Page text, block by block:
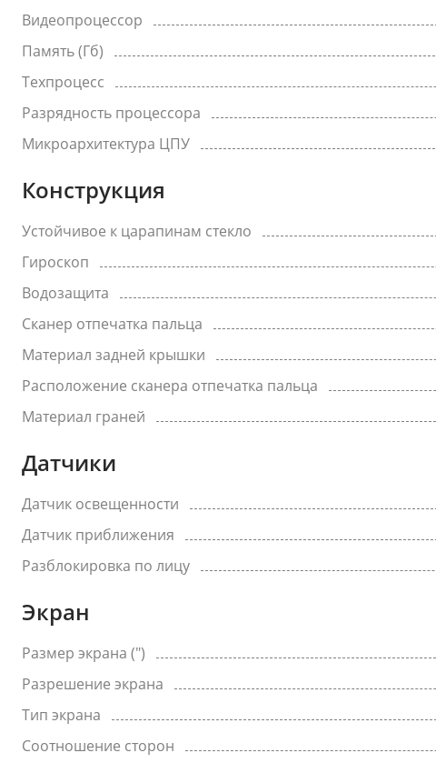
Видеопроцессор
Память (Гб)
Техпроцесс
Разрядность процессора
Микроархитектура ЦПУ
Конструкция
Устойчивое к царапинам стекло
Гироскоп
Водозащита
Сканер отпечатка пальца
Материал задней крышки
Расположение сканера отпечатка пальца
Материал граней
Датчики
Датчик освещенности
Датчик приближения
Разблокировка по лицу
Экран
Размер экрана (")
Разрешение экрана
Тип экрана
Соотношение сторон